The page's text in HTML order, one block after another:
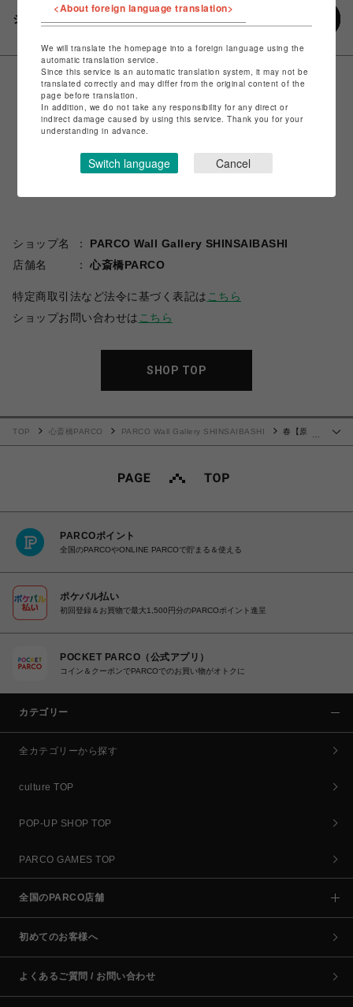
シェアする
ショップ名
PARCO Wall Gallery SHINSAIBASHI
店舗名
心斎橋PARCO
特定商取引法など法令に基づく表記は こちら
ショップお問い合わせは こちら
SHOP TOP
TOP 心斎橋PARCO PARCO Wall Gallery SHINSAIBASHI
春【原
PARCOポイント
全国のPARCOやONLINE PARCOで貯まる＆使える
ポケパル払い
初回登録＆お買物で最大1,500円分のPARCOポイント進呈
POCKET PARCO（公式アプリ）
コイン＆クーポンでPARCOでのお買い物がオトクに
カテゴリー
全カテゴリーから探す
culture TOP
POP-UP SHOP TOP
PARCO GAMES TOP
全国のPARCO店舗
初めてのお客様へ
よくあるご質問 / お問い合わせ
<About foreign language translation>
We will translate the homepage into a foreign language using the
automatic translation service.
Since this service is an automatic translation system, it may not be
translated correctly and may differ from the original content of the
page before translation.
In addition, we do not take any responsibility for any direct or
indirect damage caused by using this service. Thank you for your
understanding in advance.
Switch language Cancel